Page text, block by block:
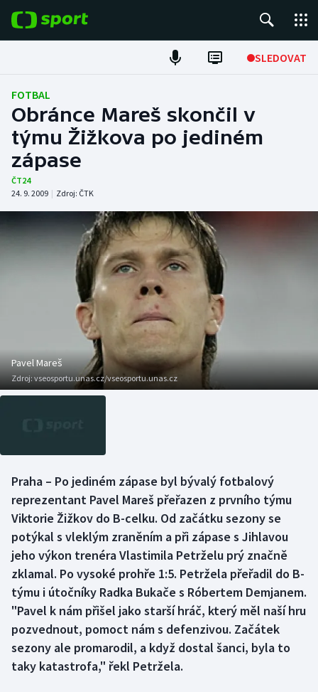
SLEDOVAT
Fotbal
Hokej
Tenis
Atletika
Cyklistika
DALŠÍ SPORTY
Americký fotbal
Baseball a softbal
Basketbal
Biatlon
Curling
Dostihy
Florbal
Golf
Gymnastika
NEPŘEHLÉDNĚTE
Historické návraty
Aplikace ČT sport
FOTBAL
Obránce Mareš skončil v
týmu Žižkova po jediném
zápase
ČT24
24. 9. 2009 | Zdroj: ČTK
Pavel Mareš
Zdroj: vseosportu.unas.cz/vseosportu.unas.cz
Praha – Po jediném zápase byl bývalý fotbalový
reprezentant Pavel Mareš přeřazen z prvního týmu
Viktorie Žižkov do B-celku. Od začátku sezony se
potýkal s vleklým zraněním a při zápase s Jihlavou
jeho výkon trenéra Vlastimila Petrželu prý značně
zklamal. Po vysoké prohře 1:5. Petržela přeřadil do B-
týmu i útočníky Radka Bukače s Róbertem Demjanem.
"Pavel k nám přišel jako starší hráč, který měl naší hru
pozvednout, pomoct nám s defenzivou. Začátek
sezony ale promarodil, a když dostal šanci, byla to
taky katastrofa," řekl Petržela.